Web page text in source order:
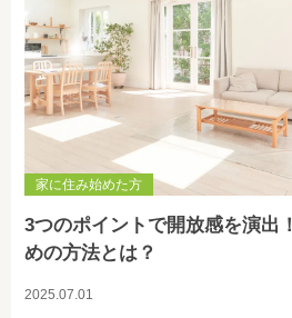
家に住み始めた方
3つのポイントで開放感を演出
めの方法とは？
2025.07.01